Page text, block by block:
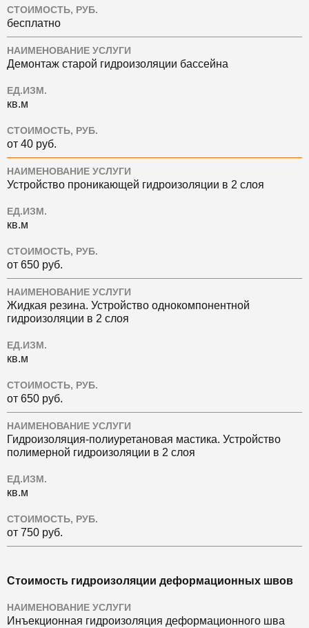
СТОИМОСТЬ, РУБ.
бесплатно
НАИМЕНОВАНИЕ УСЛУГИ
Демонтаж старой гидроизоляции бассейна
ЕД.ИЗМ.
кв.м
СТОИМОСТЬ, РУБ.
от 40 руб.
НАИМЕНОВАНИЕ УСЛУГИ
Устройство проникающей гидроизоляции в 2 слоя
ЕД.ИЗМ.
кв.м
СТОИМОСТЬ, РУБ.
от 650 руб.
НАИМЕНОВАНИЕ УСЛУГИ
Жидкая резина. Устройство однокомпонентной
гидроизоляции в 2 слоя
ЕД.ИЗМ.
кв.м
СТОИМОСТЬ, РУБ.
от 650 руб.
НАИМЕНОВАНИЕ УСЛУГИ
Гидроизоляция-полиуретановая мастика. Устройство
полимерной гидроизоляции в 2 слоя
ЕД.ИЗМ.
кв.м
СТОИМОСТЬ, РУБ.
от 750 руб.
Стоимость гидроизоляции деформационных швов
НАИМЕНОВАНИЕ УСЛУГИ
Инъекционная гидроизоляция деформационного шва